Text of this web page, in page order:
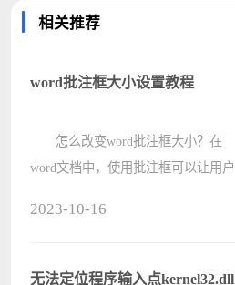
相关推荐
word批注框大小设置教程
怎么改变word批注框大小？在
word文档中，使用批注框可以让用户
看起来更整齐一些，下面就来看下具
2023-10-16
无法定位程序输入点kernel32.dll